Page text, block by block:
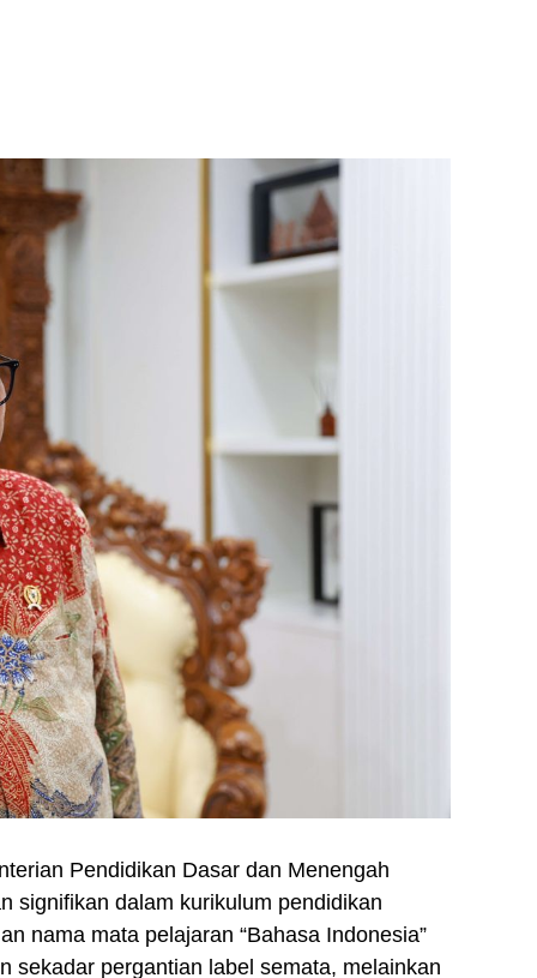
Pendidikan Dasar dan Menengah
signifikan dalam kurikulum pendidikan
nama mata pelajaran “Bahasa Indonesia”
sekadar pergantian label semata, melainkan